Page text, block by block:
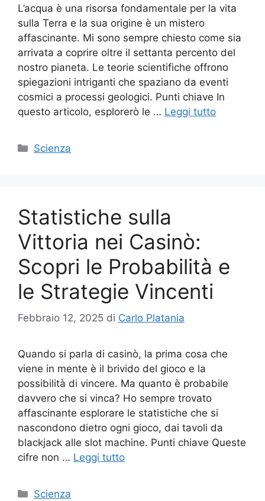
L’acqua è una risorsa fondamentale per la vita
sulla Terra e la sua origine è un mistero
affascinante. Mi sono sempre chiesto come sia
arrivata a coprire oltre il settanta percento del
nostro pianeta. Le teorie scientifiche offrono
spiegazioni intriganti che spaziano da eventi
cosmici a processi geologici. Punti chiave In
questo articolo, esplorerò le … Leggi tutto
Categorie
Scienza
Statistiche sulla
Vittoria nei Casinò:
Scopri le Probabilità e
le Strategie Vincenti
Febbraio 12, 2025 di Carlo Platania
Quando si parla di casinò, la prima cosa che
viene in mente è il brivido del gioco e la
possibilità di vincere. Ma quanto è probabile
davvero che si vinca? Ho sempre trovato
affascinante esplorare le statistiche che si
nascondono dietro ogni gioco, dai tavoli da
blackjack alle slot machine. Punti chiave Queste
cifre non … Leggi tutto
Categorie
Scienza